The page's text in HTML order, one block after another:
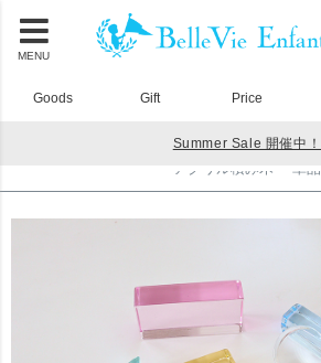
MENU
Goods Gift Price
Summer Sale 開催中！
アクリル積み木 単品
アクリル積み木 単品